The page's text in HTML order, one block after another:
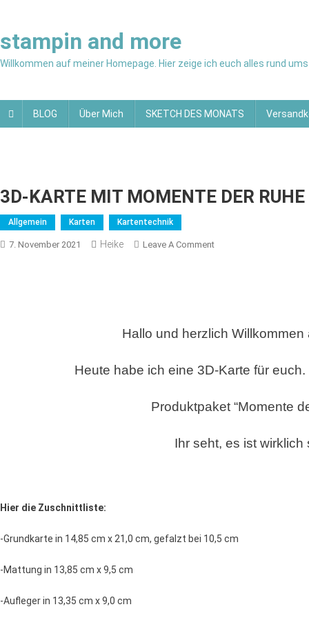
content
stampin and more
Willkommen auf meiner Homepage. Hier zeige ich euch alles rund
BLOG Über Mich SKETCH DES MONATS
3D-KARTE MIT MOMENTE DER
Allgemein Karten Kartentechnik
7. November 2021 Heike Leave A CommentOn
RUHE
STAMPIN
Hallo und herzlich
Heute habe ich eine 3D-Karte für
Produktpaket “Momente
Ihr seht, es ist wirklich
Hier die Zuschnittliste:
-Grundkarte in 14,85 cm x 21,0 cm, gefalzt bei 10,5 cm
-Mattung in 13,85 cm x 9,5 cm
-Aufleger in 13,35 cm x 9,0 cm